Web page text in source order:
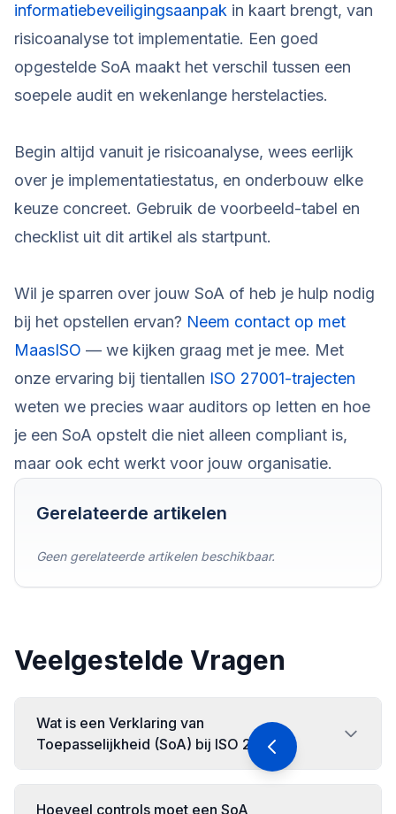
informatiebeveiligingsaanpak in kaart brengt, van
risicoanalyse tot implementatie. Een goed
opgestelde SoA maakt het verschil tussen een
soepele audit en wekenlange herstelacties.
Begin altijd vanuit je risicoanalyse, wees eerlijk
over je implementatiestatus, en onderbouw elke
keuze concreet. Gebruik de voorbeeld-tabel en
checklist uit dit artikel als startpunt.
Wil je sparren over jouw SoA of heb je hulp nodig
bij het opstellen ervan? Neem contact op met
MaasISO — we kijken graag met je mee. Met
onze ervaring bij tientallen ISO 27001-trajecten
weten we precies waar auditors op letten en hoe
je een SoA opstelt die niet alleen compliant is,
maar ook echt werkt voor jouw organisatie.
Gerelateerde artikelen
Geen gerelateerde artikelen beschikbaar.
Veelgestelde Vragen
Wat is een Verklaring van
Toepasselijkheid (SoA) bij ISO 27001?
Hoeveel controls moet een SoA